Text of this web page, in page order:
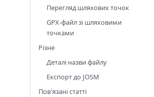
Перегляд шляхових точок
GPX-файл зі шляховими
точками
Різне
Деталі назви файлу
Експорт до JOSM
Пов'язані статті